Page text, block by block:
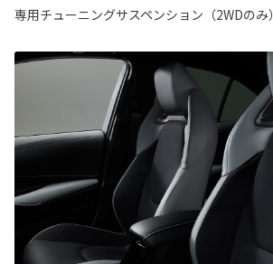
専用チューニングサスペンション（2WDのみ）